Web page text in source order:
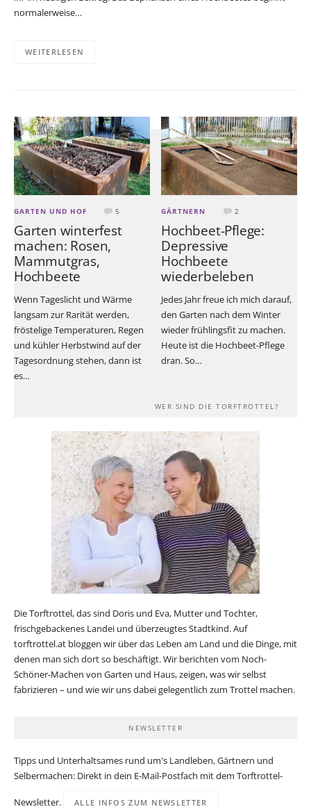
normalerweise…
WEITERLESEN
GARTEN UND HOF 5
Garten winterfest
machen: Rosen,
Mammutgras,
Hochbeete
Wenn Tageslicht und Wärme
langsam zur Rarität werden,
fröstelige Temperaturen, Regen
und kühler Herbstwind auf der
Tagesordnung stehen, dann ist
es…
GÄRTNERN 2
Hochbeet-Pflege:
Depressive
Hochbeete
wiederbeleben
Jedes Jahr freue ich mich darauf,
den Garten nach dem Winter
wieder frühlingsfit zu machen.
Heute ist die Hochbeet-Pflege
dran. So…
WER SIND DIE TORFTROTTEL?
Die Torftrottel, das sind Doris und Eva, Mutter und Tochter,
frischgebackenes Landei und überzeugtes Stadtkind. Auf
torftrottel.at bloggen wir über das Leben am Land und die Dinge, mit
denen man sich dort so beschäftigt. Wir berichten vom Noch-
Schöner-Machen von Garten und Haus, zeigen, was wir selbst
fabrizieren – und wie wir uns dabei gelegentlich zum Trottel machen.
NEWSLETTER
Tipps und Unterhaltsames rund um's Landleben, Gärtnern und
Selbermachen: Direkt in dein E-Mail-Postfach mit dem Torftrottel-
Newsletter. ALLE INFOS ZUM NEWSLETTER